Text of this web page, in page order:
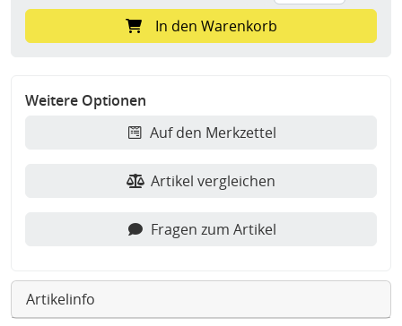
In den Warenkorb
Weitere Optionen
Auf den Merkzettel
Artikel vergleichen
Fragen zum Artikel
Artikelinfo